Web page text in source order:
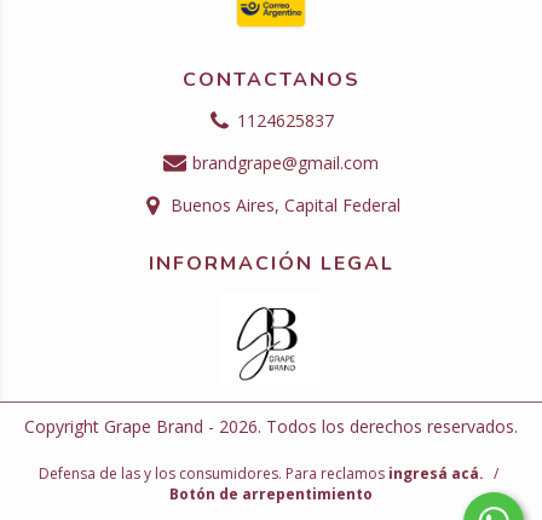
CONTACTANOS
1124625837
brandgrape@gmail.com
Buenos Aires, Capital Federal
INFORMACIÓN LEGAL
Copyright Grape Brand - 2026. Todos los derechos reservados.
Defensa de las y los consumidores. Para reclamos ingresá acá. /
Botón de arrepentimiento